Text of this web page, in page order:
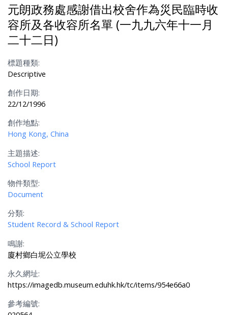
元朗政務處感謝借出校舍作為災民臨時收
容所及各收容所名單 (一九九六年十一月
二十二日)
標題種類:
Descriptive
創作日期:
22/12/1996
創作地點:
Hong Kong, China
主題描述:
School Report
物件類型:
Document
分類:
Student Record & School Report
鳴謝:
廈村鄉白坭公立學校
永久網址:
https://imagedb.museum.eduhk.hk/tc/items/954e66a0
參考編號: